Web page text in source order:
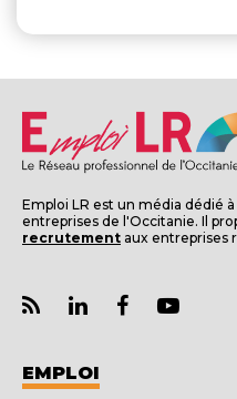
Emploi LR est un média dédié
entreprises de l'Occitanie. Il
recrutement aux entreprises
EMPLOI